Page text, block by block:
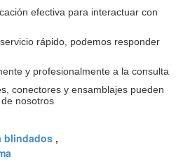
efectiva para interactuar con
rápido, podemos responder
y profesionalmente a la consulta
conectores y ensamblajes pueden
nosotros
blindados ,